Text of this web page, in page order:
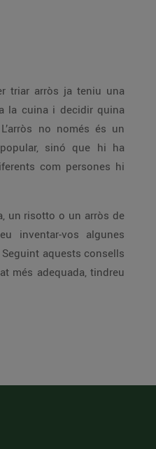
triar arròs ja teniu una
la cuina i decidir quina
no només és un
sinó que hi ha
com persones hi
un risotto o un arròs de
inventar-vos algunes
aquests consells
més adequada, tindreu